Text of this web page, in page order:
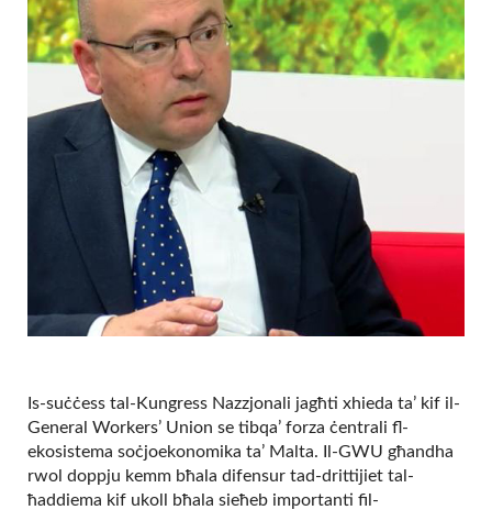
Is-suċċess tal-Kungress Nazzjonali jagħti xhieda ta’ kif il-
General Workers’ Union se tibqa’ forza ċentrali fl-
ekosistema soċjoekonomika ta’ Malta. Il-GWU għandha
rwol doppju kemm bħala difensur tad-drittijiet tal-
ħaddiema kif ukoll bħala sieħeb importanti fil-